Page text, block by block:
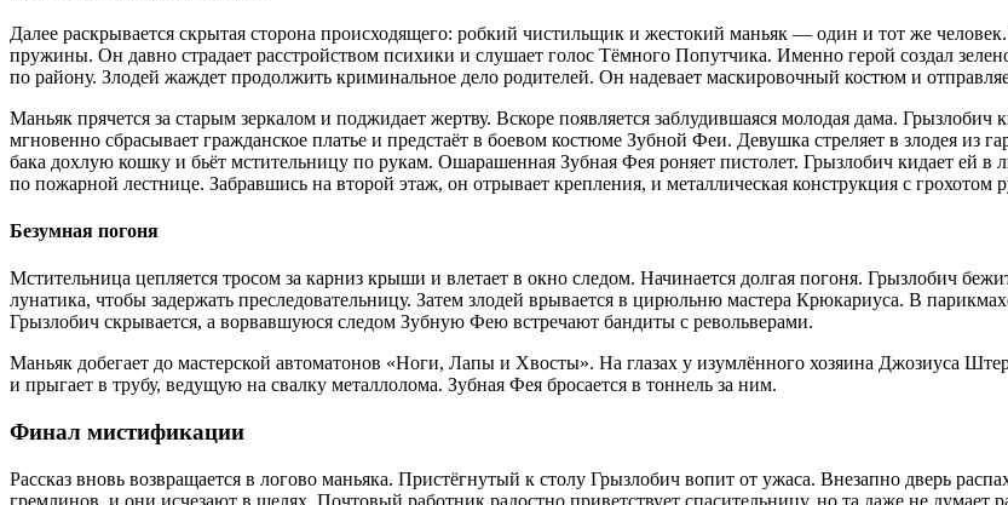
Далее раскрывается скрытая сторона происходящего: робкий чистильщик и жестокий маньяк — один и тот же
пружины. Он давно страдает расстройством психики и слушает голос Тёмного Попутчика. Именно герой создал
по району. Злодей жаждет продолжить криминальное дело родителей. Он надевает маскировочный костюм и
Маньяк прячется за старым зеркалом и поджидает жертву. Вскоре появляется заблудившаяся молодая дама.
мгновенно сбрасывает гражданское платье и предстаёт в боевом костюме Зубной Феи. Девушка стреляет в злодея из
бака дохлую кошку и бьёт мстительницу по рукам. Ошарашенная Зубная Фея роняет пистолет. Грызлобич кидает ей в
по пожарной лестнице. Забравшись на второй этаж, он отрывает крепления, и металлическая конструкция с грохотом
Безумная погоня
Мстительница цепляется тросом за карниз крыши и влетает в окно следом. Начинается долгая погоня. Грызлобич
лунатика, чтобы задержать преследовательницу. Затем злодей врывается в цирюльню мастера Крюкариуса. В
Грызлобич скрывается, а ворвавшуюся следом Зубную Фею встречают бандиты с револьверами.
Маньяк добегает до мастерской автоматонов «Ноги, Лапы и Хвосты». На глазах у изумлённого хозяина Джозиуса
и прыгает в трубу, ведущую на свалку металлолома. Зубная Фея бросается в тоннель за ним.
Финал мистификации
Рассказ вновь возвращается в логово маньяка. Пристёгнутый к столу Грызлобич вопит от ужаса. Внезапно дверь
гремлинов, и они исчезают в щелях. Почтовый работник радостно приветствует спасительницу, но та даже не думает